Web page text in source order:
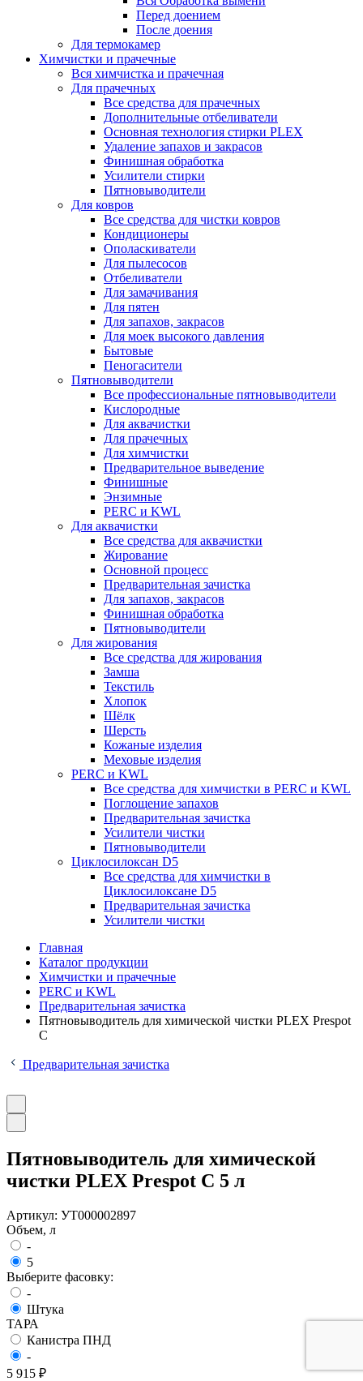
Перед доением
После доения
Для термокамер
Химчистки и прачечные
Вся химчистка и прачечная
Для прачечных
Все средства для прачечных
Дополнительные отбеливатели
Основная технология стирки PLEX
Удаление запахов и закрасов
Финишная обработка
Усилители стирки
Пятновыводители
Для ковров
Все средства для чистки ковров
Кондиционеры
Ополаскиватели
Для пылесосов
Отбеливатели
Для замачивания
Для пятен
Для запахов, закрасов
Для моек высокого давления
Бытовые
Пеногасители
Пятновыводители
Все профессиональные пятновыводители
Кислородные
Для аквачистки
Для прачечных
Для химчистки
Предварительное выведение
Финишные
Энзимные
PERC и KWL
Для аквачистки
Все средства для аквачистки
Жирование
Основной процесс
Предварительная зачистка
Для запахов, закрасов
Финишная обработка
Пятновыводители
Для жирования
Все средства для жирования
Замша
Текстиль
Хлопок
Шёлк
Шерсть
Кожаные изделия
Меховые изделия
PERC и KWL
Все средства для химчистки в PERC и KWL
Поглощение запахов
Предварительная зачистка
Усилители чистки
Пятновыводители
Циклосилоксан D5
Все средства для химчистки в
Циклосилоксане D5
Предварительная зачистка
Усилители чистки
Главная
Каталог продукции
Химчистки и прачечные
PERC и KWL
Предварительная зачистка
Пятновыводитель для химической чистки PLEX Prespot
С
Предварительная зачистка
Пятновыводитель для химической
чистки PLEX Prespot С 5 л
Артикул: УТ000002897
Объем, л
-
5
Выберите фасовку:
-
Штука
ТАРА
Канистра ПНД
-
5 915 ₽